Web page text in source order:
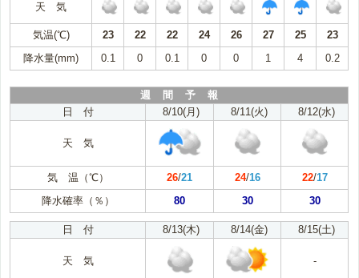
天 気
気温(℃) 23 22 22 24 26 27 25
23
降水量(mm)
0.1 0 0.1 0 0 1 4 0.2
週 間 予 報
日 付
8/10(月) 8/11(火) 8/12(水)
天 気
気 温（℃） 26/21 24/16 22/17
降水確率（％）
80 30 30
日 付 8/13(木) 8/14(金) 8/15(土)
天 気 -